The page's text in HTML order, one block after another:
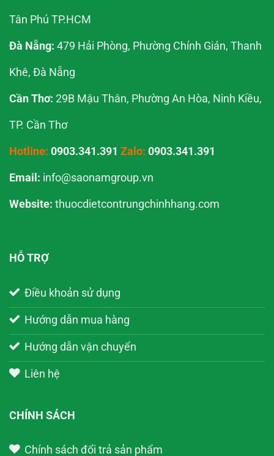
Tân Phú TP.HCM
Đà Nẵng: 479 Hải Phòng, Phường Chính Gián, Thanh
Khê, Đà Nẵng
Cần Thơ: 29B Mậu Thân, Phường An Hòa, Ninh Kiều,
TP. Cần Thơ
Hotline: 0903.341.391 Zalo: 0903.341.391
Email: info@saonamgroup.vn
Website: thuocdietcontrungchinhhang.com
HỖ TRỢ
Điều khoản sử dụng
Hướng dẫn mua hàng
Hướng dẫn vận chuyển
Liên hệ
CHÍNH SÁCH
Chính sách đổi trả sản phẩm